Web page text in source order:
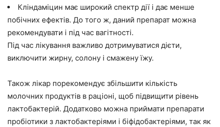
Кліндаміцин має широкий спектр дії і дає менше
побічних ефектів. До того ж, даний препарат можна
рекомендувати і під час вагітності.
Під час лікування важливо дотримуватися дієти,
виключити жирну, солону і смажену їжу.
Також лікар порекомендує збільшити кількість
молочних продуктів в раціоні, щоб підвищити рівень
лактобактерій. Додатково можна приймати препарати
пробіотики з лактобактеріями і біфідобактеріями, так як